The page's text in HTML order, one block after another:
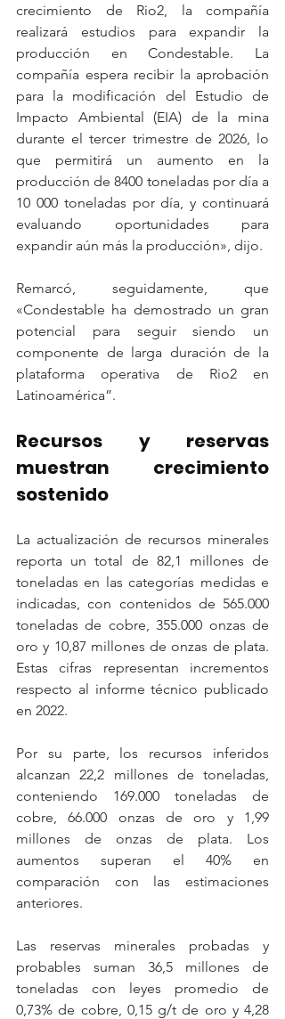
crecimiento de Rio2, la compañía
realizará estudios para expandir la
producción en Condestable. La
compañía espera recibir la aprobación
para la modificación del Estudio de
Impacto Ambiental (EIA) de la mina
durante el tercer trimestre de 2026, lo
que permitirá un aumento en la
producción de 8400 toneladas por día a
10 000 toneladas por día, y continuará
evaluando oportunidades para
expandir aún más la producción», dijo.
Remarcó, seguidamente, que
«Condestable ha demostrado un gran
potencial para seguir siendo un
componente de larga duración de la
plataforma operativa de Rio2 en
Latinoamérica”.
Recursos y reservas
muestran crecimiento
sostenido
La actualización de recursos minerales
reporta un total de 82,1 millones de
toneladas en las categorías medidas e
indicadas, con contenidos de 565.000
toneladas de cobre, 355.000 onzas de
oro y 10,87 millones de onzas de plata.
Estas cifras representan incrementos
respecto al informe técnico publicado
en 2022.
Por su parte, los recursos inferidos
alcanzan 22,2 millones de toneladas,
conteniendo 169.000 toneladas de
cobre, 66.000 onzas de oro y 1,99
millones de onzas de plata. Los
aumentos superan el 40% en
comparación con las estimaciones
anteriores.
Las reservas minerales probadas y
probables suman 36,5 millones de
toneladas con leyes promedio de
0,73% de cobre, 0,15 g/t de oro y 4,28